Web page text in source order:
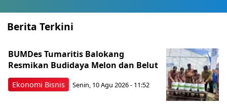
Berita Terkini
Ekonomi Bisnis
BUMDes Tumaritis Balokang
Resmikan Budidaya Melon dan Belut
Senin, 10 Agu 2026 - 11:52